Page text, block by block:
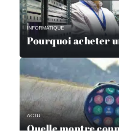
INFORMATIQUE
Pourquoi acheter
ACTU
Quelle montre